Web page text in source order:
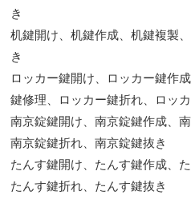
き
机鍵開け、机鍵作成、机鍵複製
き
ロッカー鍵開け、ロッカー鍵作
鍵修理、ロッカー鍵折れ、ロッ
南京錠鍵開け、南京錠鍵作成、
南京錠鍵折れ、南京錠鍵抜き
たんす鍵開け、たんす鍵作成、
たんす鍵折れ、たんす鍵抜き